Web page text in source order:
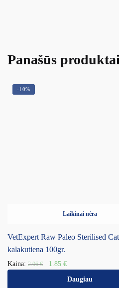
Panašūs
-10%
Laikinai nėra
VetExpert Raw Paleo Sterilised
kalakutiena 100gr.
Kaina: 2.06€ 1.85 €
Daugiau